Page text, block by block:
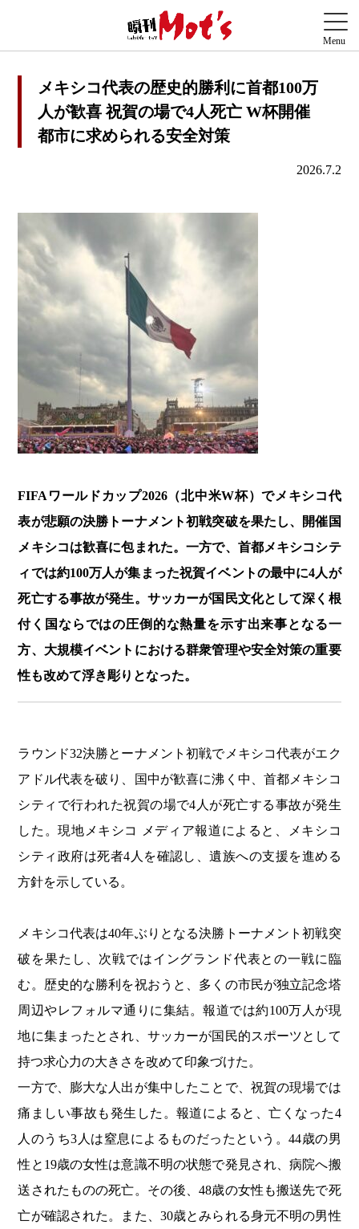
メキシコ代表の歴史的勝利に首都100万
人が歓喜 祝賀の場で4人死亡 W杯開催
都市に求められる安全対策
2026.7.2
FIFAワールドカップ2026（北中米W杯）でメキシコ代
表が悲願の決勝トーナメント初戦突破を果たし、開催国
メキシコは歓喜に包まれた。一方で、首都メキシコシテ
ィでは約100万人が集まった祝賀イベントの最中に4人が
死亡する事故が発生。サッカーが国民文化として深く根
付く国ならではの圧倒的な熱量を示す出来事となる一
方、大規模イベントにおける群衆管理や安全対策の重要
性も改めて浮き彫りとなった。
ラウンド32決勝とーナメント初戦でメキシコ代表がエク
アドル代表を破り、国中が歓喜に沸く中、首都メキシコ
シティで行われた祝賀の場で4人が死亡する事故が発生
した。現地メキシコ メディア報道によると、メキシコ
シティ政府は死者4人を確認し、遺族への支援を進める
方針を示している。
メキシコ代表は40年ぶりとなる決勝トーナメント初戦突
破を果たし、次戦ではイングランド代表との一戦に臨
む。歴史的な勝利を祝おうと、多くの市民が独立記念塔
周辺やレフォルマ通りに集結。報道では約100万人が現
地に集まったとされ、サッカーが国民的スポーツとして
持つ求心力の大きさを改めて印象づけた。
一方で、膨大な人出が集中したことで、祝賀の現場では
痛ましい事故も発生した。報道によると、亡くなった4
人のうち3人は窒息によるものだったという。44歳の男
性と19歳の女性は意識不明の状態で発見され、病院へ搬
送されたものの死亡。その後、48歳の女性も搬送先で死
亡が確認された。また、30歳とみられる身元不明の男性